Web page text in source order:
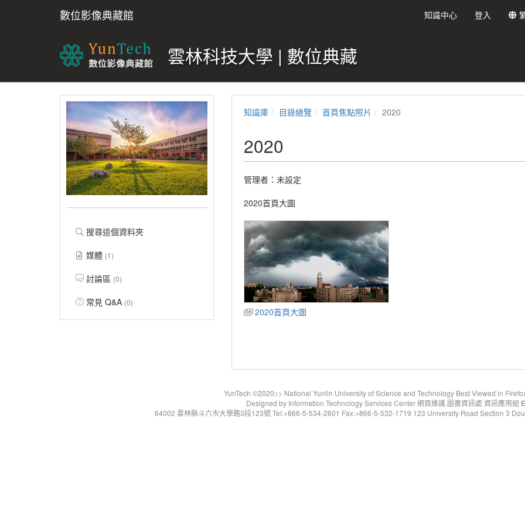
數位影像典藏館 知識中心 登入
雲林科技大學 | 數位典藏
搜尋這個資料夾
媒體 (1)
討論區 (0)
常見 Q&A (0)
知識庫 目錄總覽 首頁焦點照片 2020
2020
管理者：未設定
2020首頁大圖
2020首頁大圖
YunTech ©2020>> National Yunlin University of Science and Technology Best Viewed in
Designed by Information Technology Services Center 網頁維護.圖書資訊處 資訊應用組
64002 雲林縣斗六市大學路3段123號 Tel:+866-5-534-2601 Fax:+866-5-532-1719 123 University Road Section 3